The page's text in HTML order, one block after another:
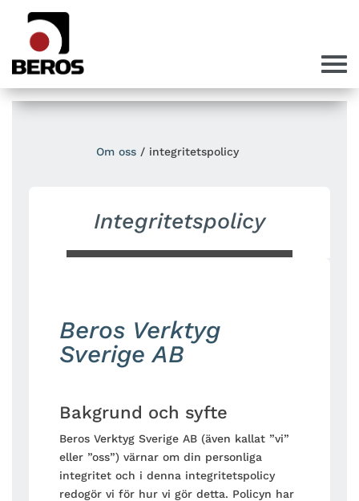
Om oss/ integritetspolicy
Integritetspolicy
Beros Verktyg
Sverige AB
Bakgrund och syfte
Beros Verktyg Sverige AB (även kallat ”vi”
eller ”oss”) värnar om din personliga
integritet och i denna integritetspolicy
redogör vi för hur vi gör detta. Policyn har